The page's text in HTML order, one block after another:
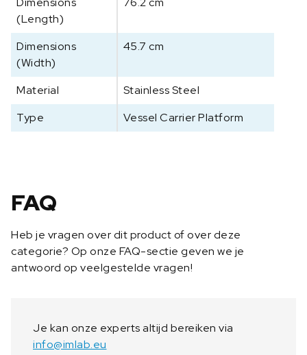
l
C
a
r
r
e
r
,
6
m
a
a
(Length)
Dimensions
(Width)
45.7 cm
Material
Stainless Steel
Type
Vessel Carrier Platform
FAQ
Heb je vragen over dit product of over deze
categorie? Op onze FAQ-sectie geven we je
antwoord op veelgestelde vragen!
Je kan onze experts altijd bereiken via
info@imlab.eu